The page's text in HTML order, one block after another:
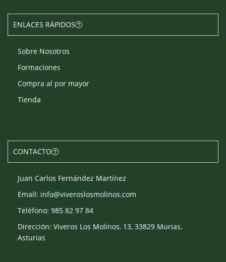
ENLACES RÁPIDOS
Sobre Nosotros
Formaciones
Compra al por mayor
Tienda
CONTACTO
Juan Carlos Fernández Martínez
Email: info@viveroslosmolinos.com
Teléfono: 985 82 97 84
Dirección: Viveros Los Molinos, 13, 33829 Murias,
Asturias